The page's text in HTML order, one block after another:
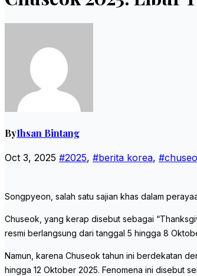
ByIhsan Bintang
Oct 3, 2025 #2025, #berita korea,
Songpyeon, salah satu sajian khas dalam
Chuseok, yang kerap disebut sebagai
resmi berlangsung dari tanggal 5 hingga 8
Namun, karena Chuseok tahun ini berdekatan
hingga 12 Oktober 2025. Fenomena ini disebut